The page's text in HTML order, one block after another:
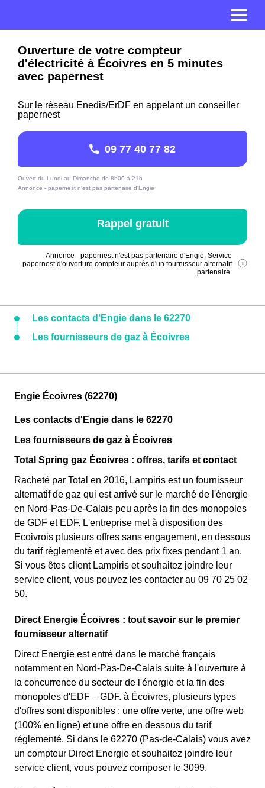
Ouverture de votre compteur
d'électricité à Écoivres en 5 minutes
avec papernest
Sur le réseau Enedis/ErDF en appelant un conseiller
papernest
09 77 40 77 82
Ouvert du Lundi au Dimanche de 8h00 à 21h
Annonce - papernest n'est pas partenaire d'Engie
Rappel gratuit
Annonce - papernest n'est pas partenaire d'Engie. Service
papernest d'ouverture compteur auprès d'un fournisseur alternatif
partenaire.
Les contacts d'Engie dans le 62270
Les fournisseurs de gaz à Écoivres
Engie Écoivres (62270)
Les contacts d'Engie dans le 62270
Les fournisseurs de gaz à Écoivres
Total Spring gaz Écoivres : offres, tarifs et contact
Racheté par Total en 2016, Lampiris est un fournisseur
alternatif de gaz qui est arrivé sur le marché de l'énergie
en Nord-Pas-De-Calais peu après la fin des monopoles
de GDF et EDF. L'entreprise met à disposition des
Ecoivrois plusieurs offres sans engagement, en dessous
du tarif réglementé et avec des prix fixes pendant 1 an.
Si vous êtes client Lampiris et souhaitez joindre leur
service client, vous pouvez les contacter au 09 70 25 02
50.
Direct Energie Écoivres : tout savoir sur le premier
fournisseur alternatif
Direct Energie est entré dans le marché français
notamment en Nord-Pas-De-Calais suite à l'ouverture à
la concurrence du secteur de l'énergie et la fin des
monopoles d'EDF – GDF. à Écoivres, plusieurs types
d'offres sont disponibles : une offre verte, une offre web
(100% en ligne) et une offre en dessous du tarif
réglementé. Si dans le 62270 (Pas-de-Calais) vous avez
un compteur Direct Energie et souhaitez joindre leur
service client, vous pouvez composer le 3099.